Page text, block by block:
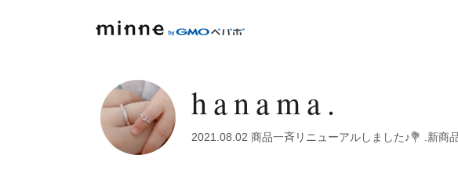
hanama.
2021.08.02 商品一斉リニューアルしました♪💐 .新商